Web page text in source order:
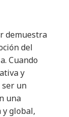
demuestra
del
Cuando
y
ser un
una
y global,